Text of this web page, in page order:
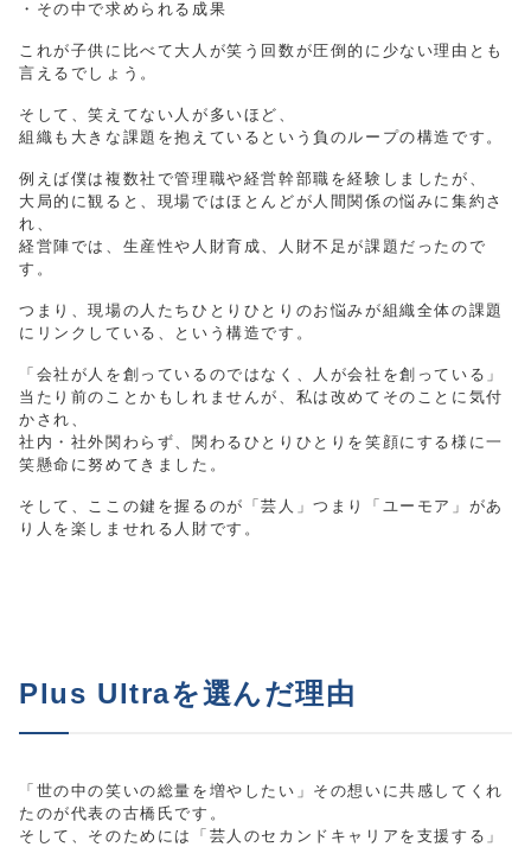
・その中で求められる成果
これが子供に比べて大人が笑う回数が圧倒的に少ない理由とも
言えるでしょう。
そして、笑えてない人が多いほど、
組織も大きな課題を抱えているという負のループの構造です。
例えば僕は複数社で管理職や経営幹部職を経験しましたが、
大局的に観ると、現場ではほとんどが人間関係の悩みに集約さ
れ、
経営陣では、生産性や人財育成、人財不足が課題だったので
す。
つまり、現場の人たちひとりひとりのお悩みが組織全体の課題
にリンクしている、という構造です。
「会社が人を創っているのではなく、人が会社を創っている」
当たり前のことかもしれませんが、私は改めてそのことに気付
かされ、
社内・社外関わらず、関わるひとりひとりを笑顔にする様に一
笑懸命に努めてきました。
そして、ここの鍵を握るのが「芸人」つまり「ユーモア」があ
り人を楽しませれる人財です。
Plus Ultraを選んだ理由
「世の中の笑いの総量を増やしたい」その想いに共感してくれ
たのが代表の古橋氏です。
そして、そのためには「芸人のセカンドキャリアを支援する」